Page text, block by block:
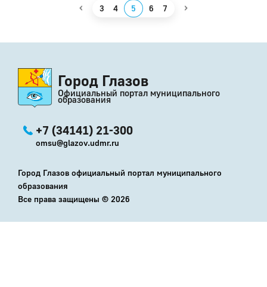
‹ 3 4 5 6 7 ›
Город Глазов
Официальный портал муниципального
образования
+7 (34141) 21-300
omsu@glazov.udmr.ru
Город Глазов официальный портал муниципального
образования
Все права защищены © 2026